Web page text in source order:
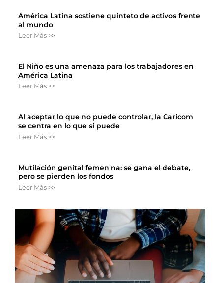
América Latina sostiene quinteto de activos frente
al mundo
Leer Más >>
El Niño es una amenaza para los trabajadores en
América Latina
Leer Más >>
Al aceptar lo que no puede controlar, la Caricom
se centra en lo que sí puede
Leer Más >>
Mutilación genital femenina: se gana el debate,
pero se pierden los fondos
Leer Más >>